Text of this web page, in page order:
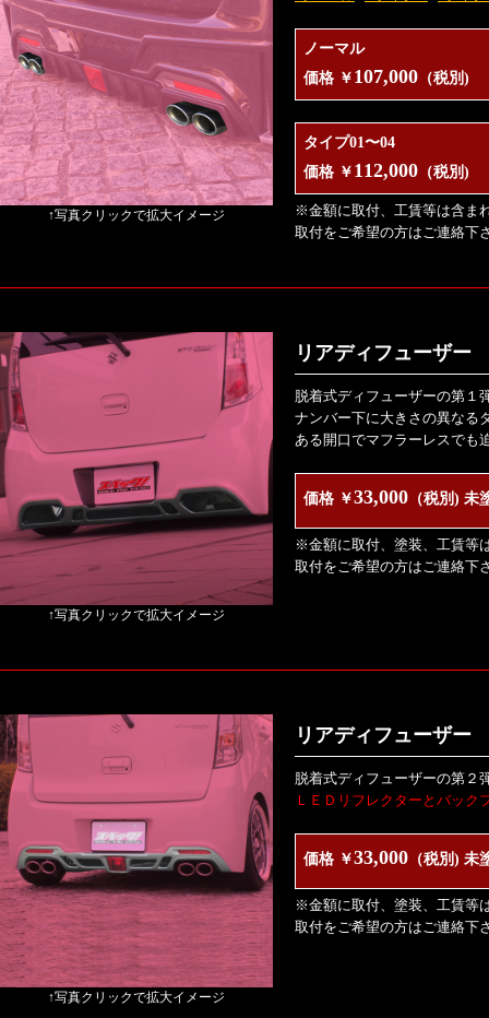
↑写真クリックで拡大イメージ
ノーマル
価格 ￥ 107,000 （税別)
タイプ01〜04
価格 ￥ 112,000 （税別)
※金額に取付、工賃等は含ま
取付をご希望の方はご連絡下
↑写真クリックで拡大イメージ
リアディフューザー
脱着式ディフューザーの第１
ナンバー下に大きさの異なる
ある開口でマフラーレスでも
価格 ￥33,000 （税別) 未
※金額に取付、塗装、工賃等
取付をご希望の方はご連絡下
↑写真クリックで拡大イメージ
リアディフューザー
脱着式ディフューザーの第２
ＬＥＤリフレクターとバック
価格 ￥33,000 （税別) 未
※金額に取付、塗装、工賃等
取付をご希望の方はご連絡下